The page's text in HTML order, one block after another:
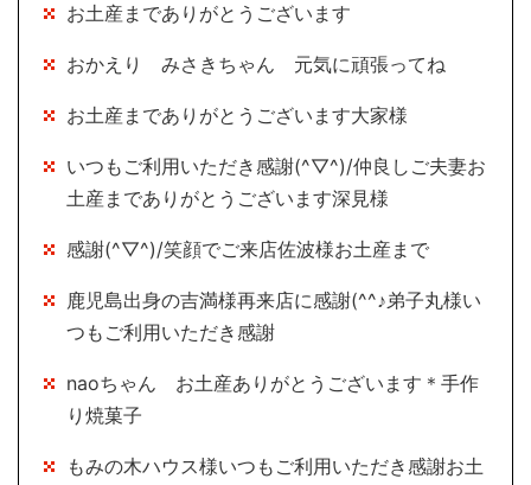
お土産までありがとうございます
おかえり みさきちゃん 元気に頑張ってね
お土産までありがとうございます大家様
いつもご利用いただき感謝(^▽^)/仲良しご夫妻お
土産までありがとうございます深見様
感謝(^▽^)/笑顔でご来店佐波様お土産まで
鹿児島出身の吉満様再来店に感謝(^^♪弟子丸様い
つもご利用いただき感謝
naoちゃん お土産ありがとうございます＊手作
り焼菓子
もみの木ハウス様いつもご利用いただき感謝お土